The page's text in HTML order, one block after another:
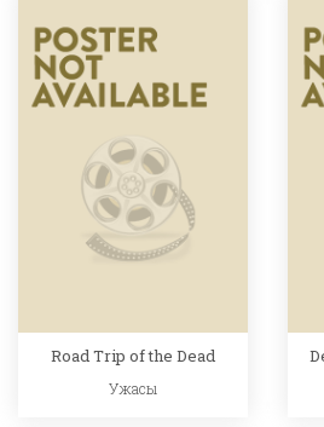
Road Trip of the Dead
Ужасы